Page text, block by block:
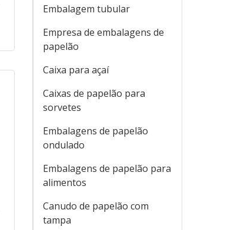
Embalagem tubular
Empresa de embalagens de
papelão
Caixa para açaí
Caixas de papelão para
sorvetes
Embalagens de papelão
ondulado
Embalagens de papelão para
alimentos
Canudo de papelão com
tampa